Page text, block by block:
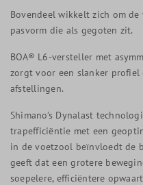
Bovendeel wikkelt zich om
pasvorm die als gegoten zit.
BOA® L6-versteller met
zorgt voor een slanker profiel
afstellingen.
Shimano’s Dynalast
trapefficiëntie met een
in de voetzool beïnvloedt de
geeft dat een grotere
soepelere, efficiëntere